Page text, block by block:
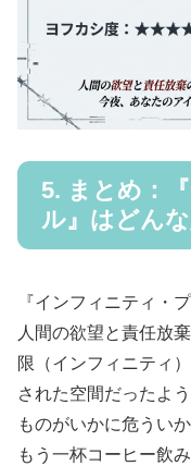
5. まとめ：
ル』はどん
『インフィニティ・
人間の欲望と責任放
限（インフィニティ
された空間だったよ
ものがいかに危うい
もう一杯コーヒー飲